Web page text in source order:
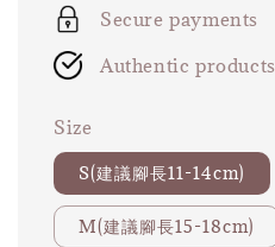
Secure payments
Authentic products
Size
S(建議腳長11-14cm)
M(建議腳長15-18cm)